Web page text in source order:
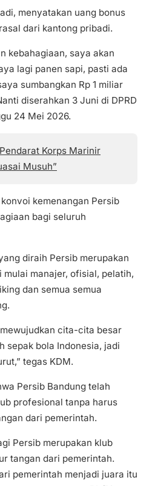
menyatakan uang bonus
dari kantong pribadi.
kebahagiaan, saya akan
lagi panen sapi, pasti ada
sumbangkan Rp 1 miliar
diserahkan 3 Juni di DPRD
24 Mei 2026.
Korps Marinir
Musuh”
kemenangan Persib
bagi seluruh
diraih Persib merupakan
manajer, ofisial, pelatih,
dan semua semua
cita-cita besar
sepak bola Indonesia, jadi
tegas KDM.
Persib Bandung telah
profesional tanpa harus
dari pemerintah.
Persib merupakan klub
tangan dari pemerintah.
pemerintah menjadi juara itu